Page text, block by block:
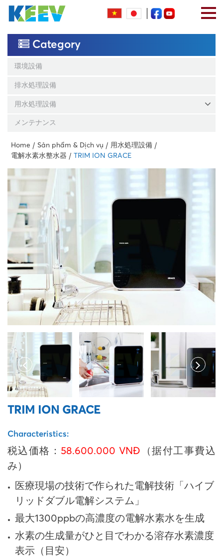
Category
環境設備
排水処理設備
用水処理設備
メンテナンス
Home Sản phẩm & Dịch vụ
用水処理設備
電解水素水整水器
TRIM ION GRACE
TRIM ION GRACE
Characteristics:
税込価格： 58.600.000 VNĐ （据付工事費込
み）
医療現場の技術で作られた電解技術「ハイブ
リッドダブル電解システム」
最大1300ppbの高濃度の電解水素水を生成
水素の生成量がひと目でわかる溶存水素濃度
表示（目安）